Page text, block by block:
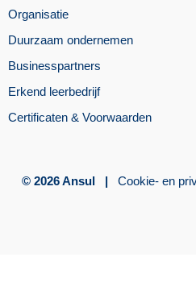
Organisatie
Duurzaam ondernemen
Businesspartners
Erkend leerbedrijf
Certificaten & Voorwaarden
© 2026 Ansul | Cookie- en